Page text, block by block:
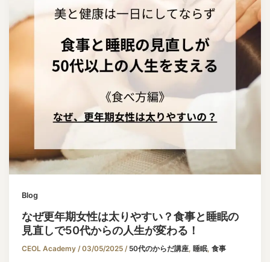
Blog
なぜ更年期女性は太りやすい？食事と睡眠の
見直しで50代からの人生が変わる！
CEOL Academy/03/05/2025/ 50代のからだ講座, 睡眠,食事